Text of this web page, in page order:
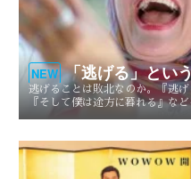
NEW 「逃げる」とい
逃げることは敗北なのか。『逃
『そして僕は途方に暮れる』な